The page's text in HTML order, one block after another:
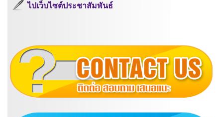
ไปเว็บไซต์ประชาสัมพันธ์